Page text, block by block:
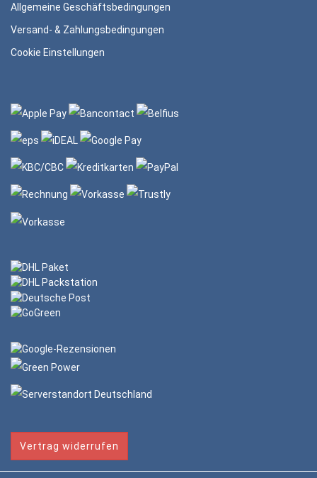
Allgemeine Geschäftsbedingungen
Versand- & Zahlungsbedingungen
Cookie Einstellungen
Vertrag widerrufen